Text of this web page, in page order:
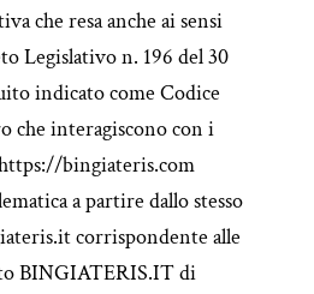
che resa anche ai sensi
Legislativo n. 196 del 30
indicato come Codice
che interagiscono con i
bingiateris.com
a partire dallo stesso
corrispondente alle
BINGIATERIS.IT di